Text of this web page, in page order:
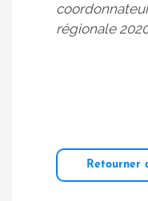
régionale
Retourner